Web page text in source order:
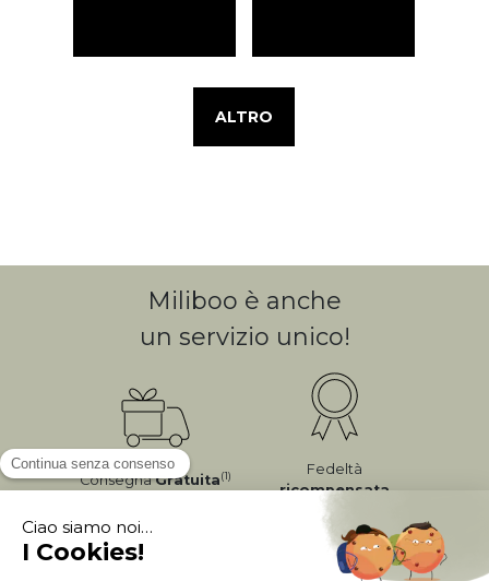
ALTRO
Miliboo è anche
un servizio unico!
ConsegnaGratuita(1)
Fedeltà
ricompensata